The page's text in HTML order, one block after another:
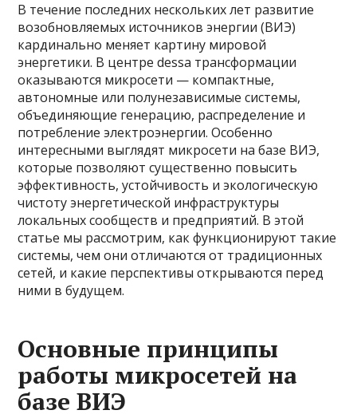
В течение последних нескольких лет развитие
возобновляемых источников энергии (ВИЭ)
кардинально меняет картину мировой
энергетики. В центре dessa трансформации
оказываются микросети — компактные,
автономные или полунезависимые системы,
объединяющие генерацию, распределение и
потребление электроэнергии. Особенно
интересными выглядят микросети на базе ВИЭ,
которые позволяют существенно повысить
эффективность, устойчивость и экологическую
чистоту энергетической инфраструктуры
локальных сообществ и предприятий. В этой
статье мы рассмотрим, как функционируют такие
системы, чем они отличаются от традиционных
сетей, и какие перспективы открываются перед
ними в будущем.
Основные принципы
работы микросетей на
базе ВИЭ